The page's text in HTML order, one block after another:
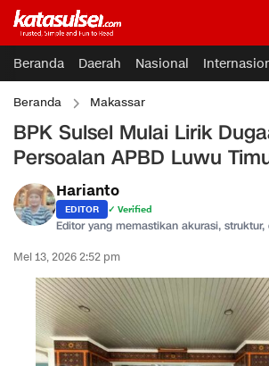
Beranda Daerah Nasional
Beranda Makassar
BPK Sulsel Mulai Lirik
Persoalan APBD Luwu
Harianto
EDITOR ✓ Verified
Editor yang memastikan akurasi,
Mei 13, 2026 2:52 pm